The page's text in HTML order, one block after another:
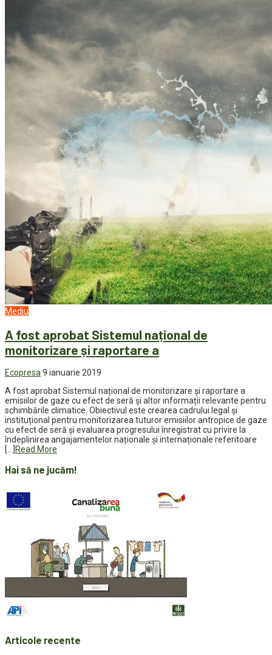
Mediu
A fost aprobat Sistemul național de
monitorizare și raportare a
Ecopresa 9 ianuarie 2019
A fost aprobat Sistemul național de monitorizare și raportare a
emisiilor de gaze cu efect de seră și altor informații relevante pentru
schimbările climatice. Obiectivul este crearea cadrului legal și
instituțional pentru monitorizarea tuturor emisiilor antropice de gaze
cu efect de seră și evaluarea progresului înregistrat cu privire la
îndeplinirea angajamentelor naționale și internaționale referitoare
[…]
Read More
Hai să ne jucăm!
Articole recente